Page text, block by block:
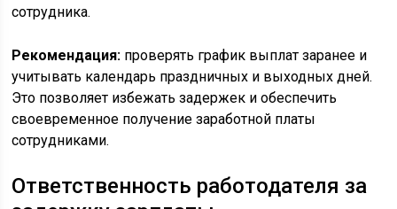
сотрудника.
Рекомендация: проверять график выплат заранее и
учитывать календарь праздничных и выходных дней.
Это позволяет избежать задержек и обеспечить
своевременное получение заработной платы
сотрудниками.
Ответственность работодателя за